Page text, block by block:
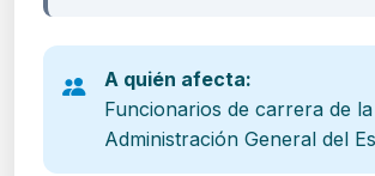
A quién afecta:
Funcionarios de carrera de la
Administración General del